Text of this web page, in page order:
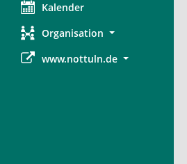
Kalender
Organisation
www.nottuln.de